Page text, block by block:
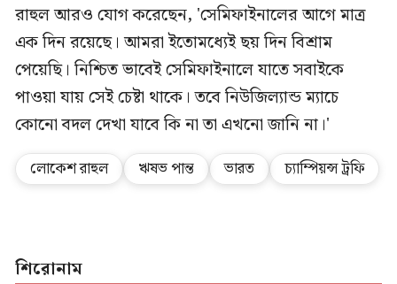
রাহুল আরও যোগ করেছেন, 'সেমিফাইনালের আগে মাত্র
এক দিন রয়েছে। আমরা ইতোমধ্যেই ছয় দিন বিশ্রাম
পেয়েছি। নিশ্চিত ভাবেই সেমিফাইনালে যাতে সবাইকে
পাওয়া যায় সেই চেষ্টা থাকে। তবে নিউজিল্যান্ড ম্যাচে
কোনো বদল দেখা যাবে কি না তা এখনো জানি না।'
লোকেশ রাহুল ঋষভ পান্ত ভারত চ্যাম্পিয়ন্স ট্রফি
শিরোনাম